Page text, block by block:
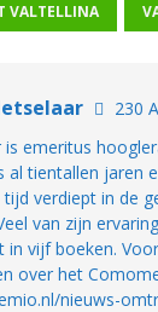
VALTELLINA
230
is emeritus
al tientallen jaren
verdiept in de
van zijn
vijf boeken.
over het
nieuws-